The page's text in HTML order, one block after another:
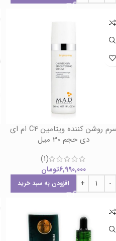
سرم روشن کننده ویتامین C4 ام ای
دی حجم 30 میل
(1)
6,990,000تومان
افزودن به سبد خرید